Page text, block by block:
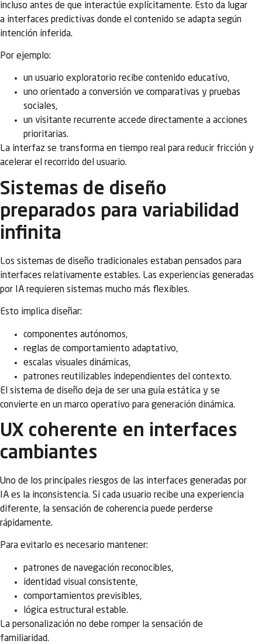
incluso antes de que interactúe explícitamente. Esto da lugar
a interfaces predictivas donde el contenido se adapta según
intención inferida.
Por ejemplo:
un usuario exploratorio recibe contenido educativo,
uno orientado a conversión ve comparativas y pruebas
sociales,
un visitante recurrente accede directamente a acciones
prioritarias.
La interfaz se transforma en tiempo real para reducir fricción y
acelerar el recorrido del usuario.
Sistemas de diseño
preparados para variabilidad
infinita
Los sistemas de diseño tradicionales estaban pensados para
interfaces relativamente estables. Las experiencias generadas
por IA requieren sistemas mucho más flexibles.
Esto implica diseñar:
componentes autónomos,
reglas de comportamiento adaptativo,
escalas visuales dinámicas,
patrones reutilizables independientes del contexto.
El sistema de diseño deja de ser una guía estática y se
convierte en un marco operativo para generación dinámica.
UX coherente en interfaces
cambiantes
Uno de los principales riesgos de las interfaces generadas por
IA es la inconsistencia. Si cada usuario recibe una experiencia
diferente, la sensación de coherencia puede perderse
rápidamente.
Para evitarlo es necesario mantener:
patrones de navegación reconocibles,
identidad visual consistente,
comportamientos previsibles,
lógica estructural estable.
La personalización no debe romper la sensación de
familiaridad.